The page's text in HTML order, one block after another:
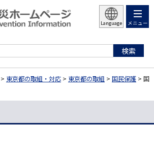
Language メニュー
> 東京都の取組・対応 > 東京都の取組 > 国民保護 > 国